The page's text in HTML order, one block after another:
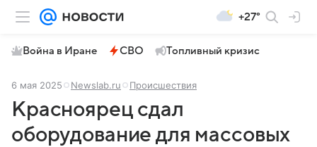
+27°
Война в Иране СВО Топливный кризис
6 мая 2025 Newslab.ru Происшествия
Красноярец сдал
оборудование для массовых